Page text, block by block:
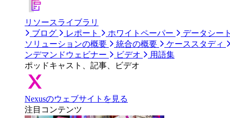
リソースライブラリ
ブログ
レポート ホワイトペーパー
データシー
ソリューションの概要
統合の概要
ケーススタディ
ンデマンドウェビナー
ビデオ
用語集
ポッドキャスト、記事、ビデオ
Nexusのウェブサイトを見る
注目コンテンツ